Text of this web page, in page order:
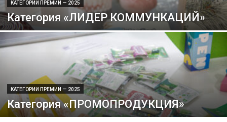
КАТЕГОРИИ ПРЕМИИ — 2025
Категория «ЛИДЕР КОММУНКАЦИЙ»
КАТЕГОРИИ ПРЕМИИ — 2025
Категория «ПРОМОПРОДУКЦИЯ»